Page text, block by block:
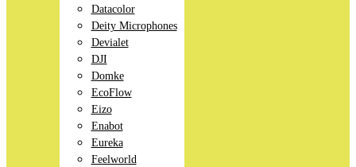
Datacolor
Deity Microphones
Devialet
DJI
Domke
EcoFlow
Eizo
Enabot
Eureka
Feelworld